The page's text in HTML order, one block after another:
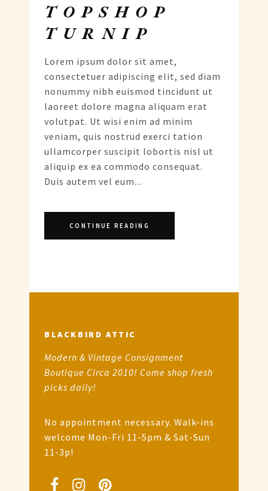
TOPSHOP
TURNIP
Lorem ipsum dolor sit amet,
consectetuer adipiscing elit, sed diam
nonummy nibh euismod tincidunt ut
laoreet dolore magna aliquam erat
volutpat. Ut wisi enim ad minim
veniam, quis nostrud exerci tation
ullamcorper suscipit lobortis nisl ut
aliquip ex ea commodo consequat.
Duis autem vel eum...
CONTINUE READING
BLACKBIRD ATTIC
Modern & Vintage Consignment
Boutique Circa 2010! Come shop fresh
picks daily!
No appointment necessary. Walk-ins
welcome Mon-Fri 11-5pm & Sat-Sun
11-3p!